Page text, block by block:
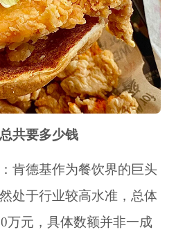
共要多少钱
德基作为餐饮界的巨头
处于行业较高水准，总体
万元，具体数额并非一成